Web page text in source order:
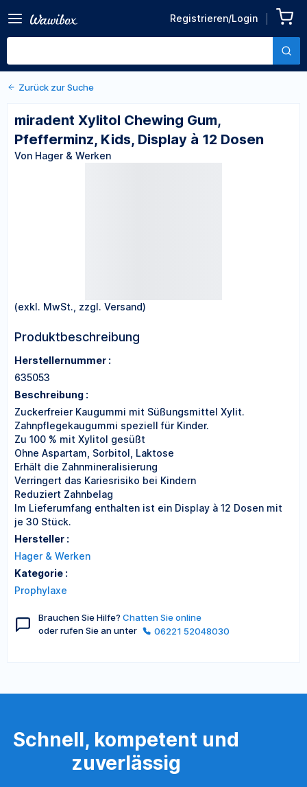
Registrieren/Login
Gum, Pfefferminz, Kids,
Display à 12 Dosen
Von Hager & Werken
Zurück zu den Produktdetails
Zurück zur Suche
miradent Xylitol Chewing Gum,
Pfefferminz, Kids, Display à 12 Dosen
Von Hager & Werken
(exkl. MwSt., zzgl. Versand)
Produktbeschreibung
Herstellernummer :
635053
Beschreibung :
Zuckerfreier Kaugummi mit Süßungsmittel Xylit.
Zahnpflegekaugummi speziell für Kinder.
Zu 100 % mit Xylitol gesüßt
Ohne Aspartam, Sorbitol, Laktose
Erhält die Zahnmineralisierung
Verringert das Kariesrisiko bei Kindern
Reduziert Zahnbelag
Im Lieferumfang enthalten ist ein Display à 12 Dosen mit
je 30 Stück.
Hersteller :
Hager & Werken
Kategorie :
Prophylaxe
Brauchen Sie Hilfe? Chatten Sie online
oder rufen Sie an unter
06221 52048030
Schnell, kompetent und
zuverlässig